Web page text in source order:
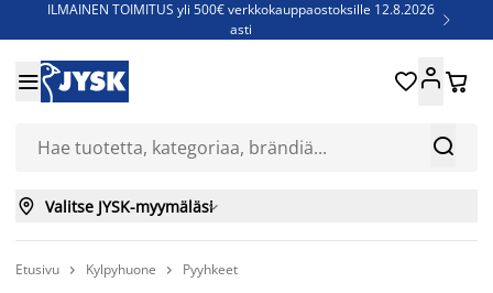
ILMAINEN TOIMITUS yli 500€ verkkokauppaostoksille 12.8.2026
asti

Jenkkisänkyjä - Säästä jopa 60%


 
 Valitse JYSK-myymäläsi
Etusivu  Kylpyhuone  Pyyhkeet